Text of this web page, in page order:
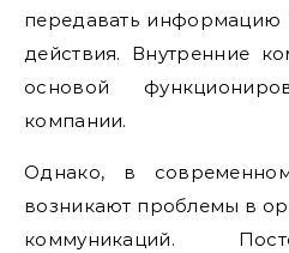
передавать информацию
действия. Внутренние
основой
компании.
Однако, в
возникают проблемы в
коммуникаций.